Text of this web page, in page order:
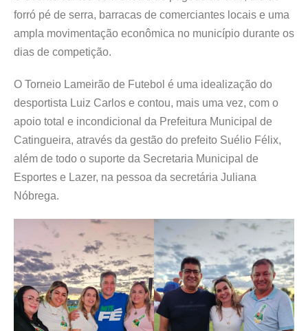
forró pé de serra, barracas de comerciantes locais e uma
ampla movimentação econômica no município durante os
dias de competição.
O Torneio Lameirão de Futebol é uma idealização do
desportista Luiz Carlos e contou, mais uma vez, com o
apoio total e incondicional da Prefeitura Municipal de
Catingueira, através da gestão do prefeito Suélio Félix,
além de todo o suporte da Secretaria Municipal de
Esportes e Lazer, na pessoa da secretária Juliana
Nóbrega.